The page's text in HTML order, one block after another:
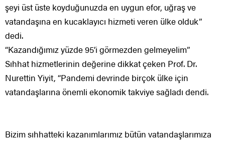
şeyi üst üste koyduğunuzda en uygun efor, uğraş ve
vatandaşına en kucaklayıcı hizmeti veren ülke olduk”
dedi.
“Kazandığımız yüzde 95’i görmezden gelmeyelim”
Sıhhat hizmetlerinin değerine dikkat çeken Prof. Dr.
Nurettin Yiyit, “Pandemi devrinde birçok ülke için
vatandaşlarına önemli ekonomik takviye sağladı dendi.
Bizim sıhhatteki kazanımlarımız bütün vatandaşlarımıza